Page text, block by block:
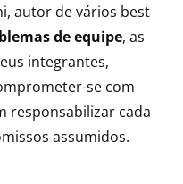
autor de vários best
de equipe, as
integrantes,
se com
responsabilizar cada
assumidos.